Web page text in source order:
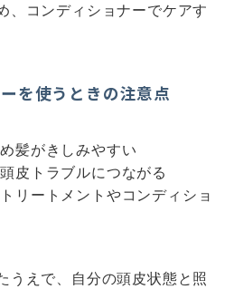
、コンディショナーでケアす
を使うときの注意点
髪がきしみやすい
皮トラブルにつながる
リートメントやコンディショ
うえで、自分の頭皮状態と照